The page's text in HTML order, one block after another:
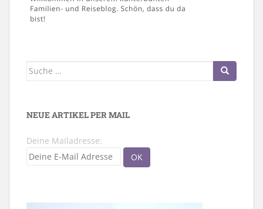
Suche
NEUE ARTIKEL PER MAIL
Deine Mailadresse: